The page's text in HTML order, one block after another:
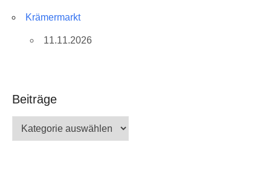
Krämermarkt
11.11.2026
Beiträge
Beiträge